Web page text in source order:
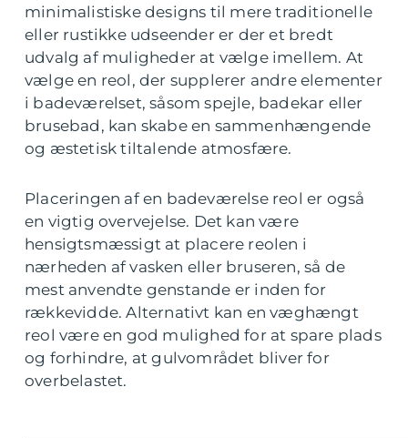
minimalistiske designs til mere traditionelle
eller rustikke udseender er der et bredt
udvalg af muligheder at vælge imellem. At
vælge en reol, der supplerer andre elementer
i badeværelset, såsom spejle, badekar eller
brusebad, kan skabe en sammenhængende
og æstetisk tiltalende atmosfære.
Placeringen af en badeværelse reol er også
en vigtig overvejelse. Det kan være
hensigtsmæssigt at placere reolen i
nærheden af vasken eller bruseren, så de
mest anvendte genstande er inden for
rækkevidde. Alternativt kan en væghængt
reol være en god mulighed for at spare plads
og forhindre, at gulvområdet bliver for
overbelastet.